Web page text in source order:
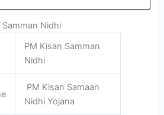
Nidhi
PM Kisan Samman
Nidhi
PM Kisan Samaan
Nidhi Yojana